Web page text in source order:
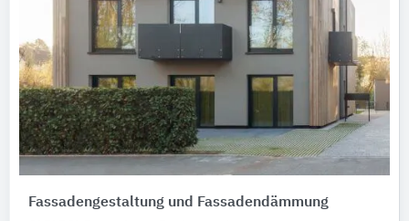
Fassadengestaltung und Fassadendämmung